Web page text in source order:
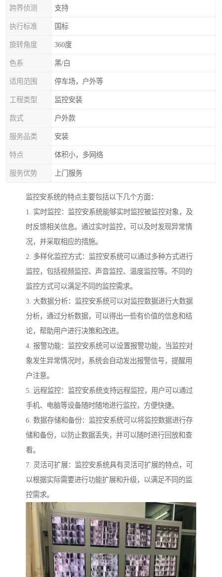
跨界侦测 支持
执行标准 国标
旋转角度 360度
色系 黑/白
适用范围 停车场，户外等
工程类型 监控安装
款式 户外款
服务品类 安装
特点 体积小，多网络
服务优势 上门服务
监控安系统的特点主要包括以下几个方面：
1. 实时监控：监控安系统能够实时监控被监控对象，及
时反馈相关信息。通过实时监控，可以及时发现异常情
况，并采取相应的措施。
2. 多样化监控方式：监控安系统可以通过多种方式进行
监控，包括视频监控、声音监控、温度监控等。不同的
监控方式可以满足不同的监控需求。
3. 大数据分析：监控安系统可以对监控数据进行大数据
分析，通过分析数据，可以得出一些有价值的信息和结
论，帮助用户进行决策和改进。
4. 报警功能：监控安系统可以设置报警功能，当监控对
象发生异常情况时，系统会自动发出报警信号，提醒用
户注意。
5. 远程监控：监控安系统支持远程监控，用户可以通过
手机、电脑等设备随时随地进行监控，方便快捷。
6. 数据存储和备份：监控安系统可以将监控数据进行存
储和备份，以防止数据丢失，并可以随时进行回放和查
看。
7. 灵活可扩展：监控安系统具有灵活可扩展的特点，可
以根据实际需要进行功能扩展和升级，以满足不同的监
控需求。